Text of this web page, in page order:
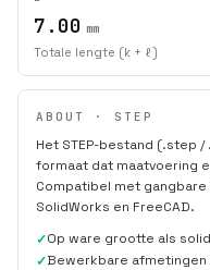
7.00 mm
Totale lengte (k + ℓ)
ABOUT · STEP
Het STEP-bestand (.step
formaat dat maatvoering
Compatibel met
SolidWorks en FreeCAD.
Op ware grootte als
Bewerkbare afmetingen